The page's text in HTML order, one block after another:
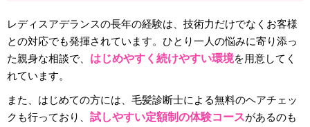
レディスアデランスの長年の経験は、技術力だけでなくお客様
との対応でも発揮されています。ひとり一人の悩みに寄り添っ
た親身な相談で、 はじめやすく続けやすい環境を用意してく
れています。
また、はじめての方には、毛髪診断士による無料のヘアチェッ
クも行っており、 試しやすい定額制の体験コースがあるのも